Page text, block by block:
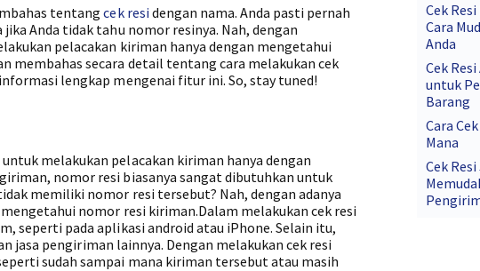
tentangcek resi dengan nama. Anda pasti pernah
Anda tidak tahu nomor resinya. Nah, dengan
pelacakan kiriman hanya dengan mengetahui
membahas secara detail tentang cara melakukan cek
lengkap mengenai fitur ini. So, stay tuned!
melakukan pelacakan kiriman hanya dengan
nomor resi biasanya sangat dibutuhkan untuk
memiliki nomor resi tersebut? Nah, dengan adanya
nomor resi kiriman.Dalam melakukan cek resi
seperti pada aplikasi android atau iPhone. Selain itu,
jasa pengiriman lainnya. Dengan melakukan cek resi
sudah sampai mana kiriman tersebut atau masih
Cek
Cara
Anda
Cek
untuk
Barang
Cara
Mana
Cek